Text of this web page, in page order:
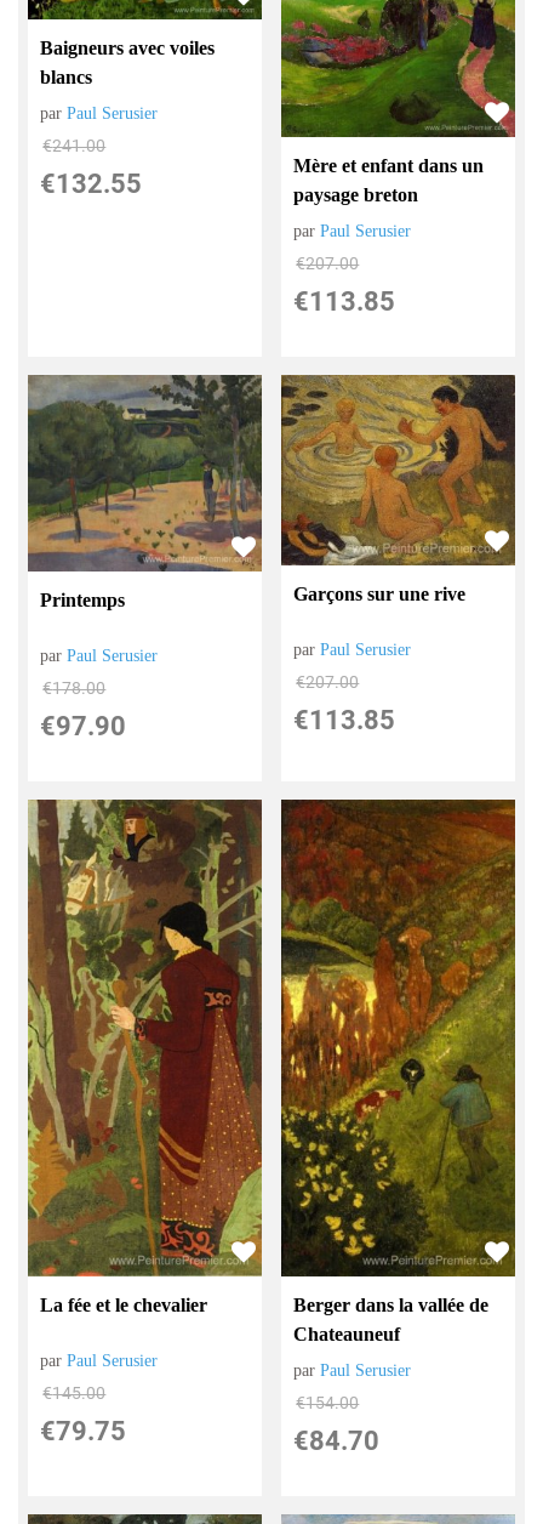
Baigneurs avec voiles
blancs
parPaul Serusier
€241.00
€132.55
Mère et enfant dans un
paysage breton
parPaul Serusier
€207.00
€113.85
Printemps
parPaul Serusier
€178.00
€97.90
Garçons sur une rive
parPaul Serusier
€207.00
€113.85
La fée et le chevalier
parPaul Serusier
€145.00
€79.75
Berger dans la vallée de
Chateauneuf
parPaul Serusier
€154.00
€84.70